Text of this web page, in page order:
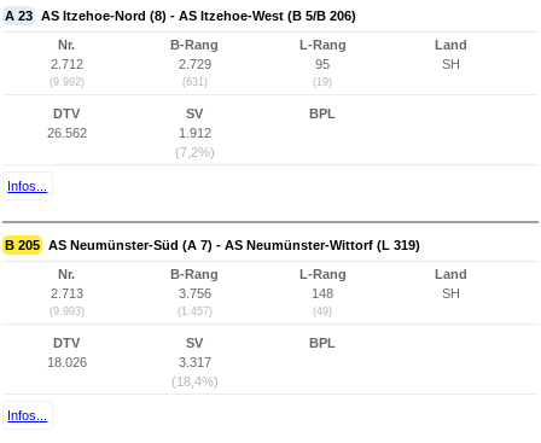
A 23 AS Itzehoe-Nord (8) - AS Itzehoe-West (B 5/B 206)
Nr.
2.712
(9.992)
B-Rang
2.729
(631)
L-Rang
95
(19)
Land
SH
DTV
26.562
SV
1.912
(7,2%)
BPL
Infos...
B 205 AS Neumünster-Süd (A 7) - AS Neumünster-Wittorf (L 319)
Nr.
2.713
(9.993)
B-Rang
3.756
(1.457)
L-Rang
148
(49)
Land
SH
DTV
18.026
SV
3.317
(18,4%)
BPL
Infos...